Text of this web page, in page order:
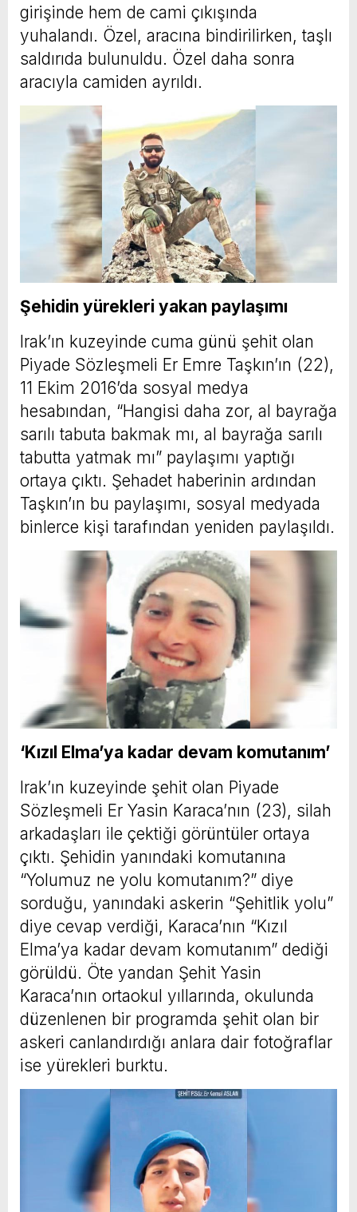
girişinde hem de cami çıkışında
yuhalandı. Özel, aracına bindirilirken, taşlı
saldırıda bulunuldu. Özel daha sonra
aracıyla camiden ayrıldı.
Şehidin yürekleri yakan paylaşımı
Irak’ın kuzeyinde cuma günü şehit olan
Piyade Sözleşmeli Er Emre Taşkın’ın (22),
11 Ekim 2016’da sosyal medya
hesabından, “Hangisi daha zor, al bayrağa
sarılı tabuta bakmak mı, al bayrağa sarılı
tabutta yatmak mı” paylaşımı yaptığı
ortaya çıktı. Şehadet haberinin ardından
Taşkın’ın bu paylaşımı, sosyal medyada
binlerce kişi tarafından yeniden paylaşıldı.
‘Kızıl Elma’ya kadar devam komutanım’
Irak’ın kuzeyinde şehit olan Piyade
Sözleşmeli Er Yasin Karaca’nın (23), silah
arkadaşları ile çektiği görüntüler ortaya
çıktı. Şehidin yanındaki komutanına
“Yolumuz ne yolu komutanım?” diye
sorduğu, yanındaki askerin “Şehitlik yolu”
diye cevap verdiği, Karaca’nın “Kızıl
Elma’ya kadar devam komutanım” dediği
görüldü. Öte yandan Şehit Yasin
Karaca’nın ortaokul yıllarında, okulunda
düzenlenen bir programda şehit olan bir
askeri canlandırdığı anlara dair fotoğraflar
ise yürekleri burktu.